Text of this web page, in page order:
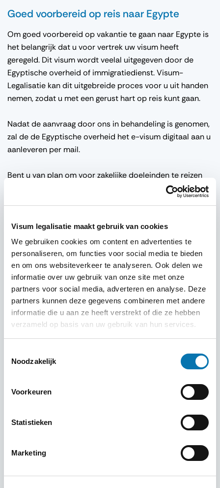
Visum legalisatie maakt gebruik van cookies
We gebruiken cookies om content en advertenties te
personaliseren, om functies voor social media te bieden
en om ons websiteverkeer te analyseren. Ook delen we
informatie over uw gebruik van onze site met onze
partners voor social media, adverteren en analyse. Deze
partners kunnen deze gegevens combineren met andere
informatie die u aan ze heeft verstrekt of die ze hebben
verzameld op basis van uw gebruik van hun services.
Noodzakelijk
Voorkeuren
Statistieken
Marketing
Goed voorbereid op reis naar Egypte
Om goed voorbereid op vakantie te gaan naar Egypte is
het belangrijk dat u voor vertrek uw visum heeft
geregeld. Dit visum wordt veelal uitgegeven door de
Egyptische overheid of immigratiedienst. Visum-
Legalisatie kan dit uitgebreide proces voor u uit handen
nemen, zodat u met een gerust hart op reis kunt gaan.
Nadat de aanvraag door ons in behandeling is genomen,
zal de de Egyptische overheid het e-visum digitaal aan u
aanleveren per mail.
Bent u van plan om voor zakelijke doeleinden te reizen
naar Egypte? Dan volstaat een regulier visum. Dit is een
sticker, die wordt uitgegeven door de overheid van
Ook kunt u ervoor kiezen om eenaanvraag te doen voor
een online toeristen visum en deze bij aankomst
vervolgens om te laten zetten in een business visum
Egypte. Om een zakenvisum voor Egypte te verkrijgen,
moeten we alle documenten (inclusief paspoort en
foto’s) fysiek ontvangen. Tevens dienen alle reizigers
hiervoor een eigen dossier aan te leveren met daarin
eigen documenten, zodat wij alles tegelijk kunnen
aanleveren bij de ambassade van Egypte.
Nationaliteit